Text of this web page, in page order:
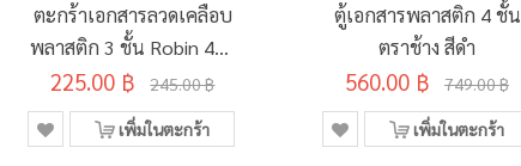
ตะกร้าเอกสารลวดเคลือบ
พลาสติก 3 ชั้น Robin 403
คละสี
225.00 ฿ 245.00 ฿
เพิ่มในตะกร้า
ตู้เอกสารพลาสติก 4 ชั้น
ตราช้าง สีดำ
560.00 ฿ 749.00 ฿
เพิ่มในตะกร้า